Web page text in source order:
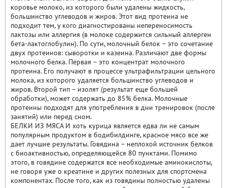
коровье молоко, из которого были удалены жидкость,
большинство углеводов и жиров. Этот вид протеина не
подходит тем, у кого диагностированы непереносимость
лактозы или аллергия (в молоке содержится сильный аллерген
бета-лактоглобулин). По сути, молочный белок – это сочетание
двух протеинов: сыворотки и казеина. Различают две формы
молочного белка. Первая – это концентрат молочного
протеина. Его получают в процессе ультрафильтрации цельного
молока, из которого удаляется большинство углеводов и
жиров. Второй тип – изолят (результат еще большей
обработки), может содержать до 85% белка. Молочные
протеины подходят для употребления в дни тренировок (после
занятий) или перед сном.
БЕЛКИ ИЗ МЯСА И хоть курица является едва ли не самым
популярным продуктом в бодибилдинге, красное мясо все же
дает лучшие результаты. Говядина – неплохой источник белков
с биоактивностью, определяющейся 80 пунктами. Помимо
этого, в говядине содержатся все необходимые аминокислоты,
не говоря уже о креатине и других полезных для спортсмена
компонентах. После того, как из говядины полностью удалены